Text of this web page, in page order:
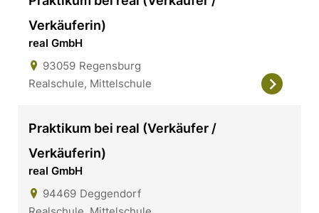
Verkäuferin)
real GmbH
93059 Regensburg
Realschule, Mittelschule
Praktikum bei real (Verkäufer /
Verkäuferin)
real GmbH
94469 Deggendorf